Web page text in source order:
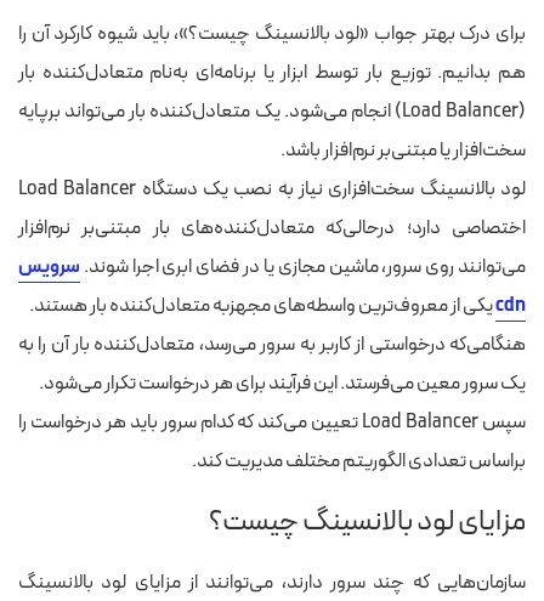
برای درک بهتر جواب «لود بالانسینگ چیست؟»، باید شیوه کارکرد آن را
هم بدانیم. توزیع بار توسط ابزار یا برنامه‌ای به‌نام متعادل‌کننده بار
(Load Balancer) انجام می‌شود. یک متعادل‌کننده بار می‌تواند برپایه
سخت‌افزار یا مبتنی‌بر نرم‌افزار باشد.
لود بالانسینگ سخت‌افزاری نیاز به نصب یک دستگاه Load Balancer
اختصاصی دارد؛ درحالی‌که متعادل‌کننده‌های بار مبتنی‌بر نرم‌افزار
می‌توانند روی سرور، ماشین مجازی یا در فضای ابری اجرا شوند. سرویس
cdnیکی از معروف‌ترین واسطه‌های مجهزبه متعادل‌کننده بار هستند.
هنگامی‌که درخواستی از کاربر به سرور می‌رسد، متعادل‌کننده بار آن را به
یک سرور معین می‌فرستد. این فرآیند برای هر درخواست تکرار می‌شود.
سپس Load Balancer تعیین می‌کند که کدام سرور باید هر درخواست را
براساس تعدادی الگوریتم مختلف مدیریت کند.
مزایای لود بالانسینگ چیست؟
سازمان‌هایی که چند سرور دارند، می‌توانند از مزایای لود بالانسینگ